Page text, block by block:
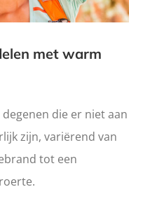
met warm
die er niet aan
zijn, variërend van
tot een